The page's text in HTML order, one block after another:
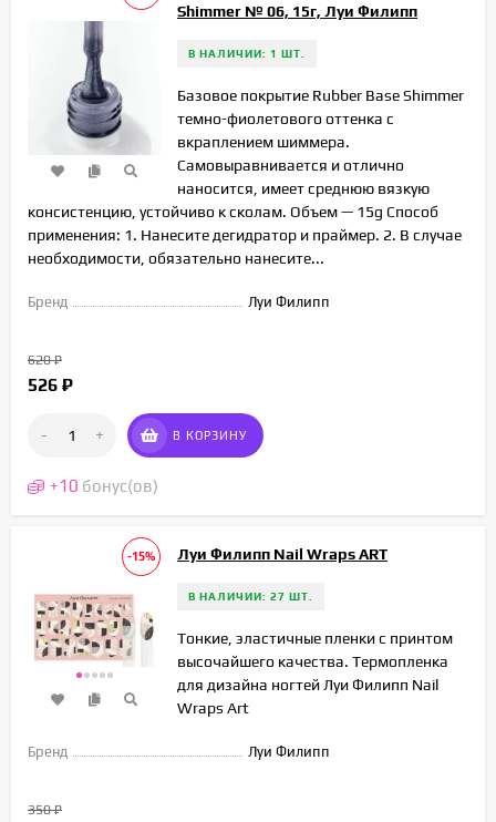
Shimmer № 06, 15г, Луи Филипп
В НАЛИЧИИ: 1 ШТ.
Базовое покрытие Rubber Base Shimmer
темно-фиолетового оттенка с
вкраплением шиммера.
Самовыравнивается и отлично
наносится, имеет среднюю вязкую
консистенцию, устойчиво к сколам. Объем — 15g Способ
применения: 1. Нанесите дегидратор и праймер. 2. В случае
необходимости, обязательно нанесите...
Бренд Луи Филипп
620₽
526 ₽
- + В КОРЗИНУ
+10 бонус(ов)
-15% Луи Филипп Nail Wraps ART
В НАЛИЧИИ: 27 ШТ.
Тонкие, эластичные пленки с принтом
высочайшего качества. Термопленка
для дизайна ногтей Луи Филипп Nail
Wraps Art
Бренд Луи Филипп
350₽